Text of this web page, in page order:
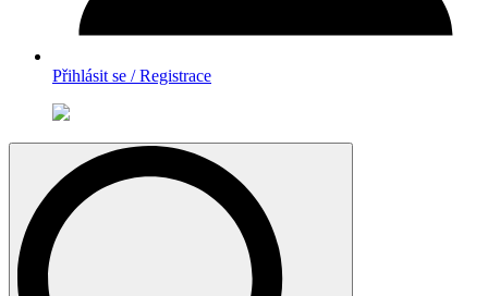
Přihlásit se / Registrace